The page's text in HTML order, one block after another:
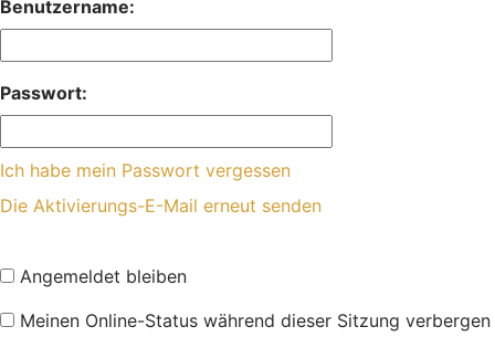
Benutzername:
Passwort:
Ich habe mein Passwort vergessen
Die Aktivierungs-E-Mail erneut senden
Angemeldet bleiben
Meinen Online-Status während dieser Sitzung verbergen